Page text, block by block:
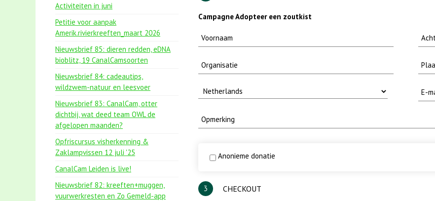
Campagne Adopteer een zoutkist
Anonieme donatie
3 CHECKOUT
Activiteiten in juni
Petitie voor aanpak
Amerik.rivierkreeften_maart 2026
Nieuwsbrief 85: dieren redden, eDNA
bioblitz, 19 CanalCamsoorten
Nieuwsbrief 84: cadeautips,
wildzwem-natuur en leesvoer
Nieuwsbrief 83: CanalCam, otter
dichtbij, wat deed team OWL de
afgelopen maanden?
Opfriscursus visherkenning &
Zaklampvissen 12 juli '25
CanalCam Leiden is live!
Nieuwsbrief 82: kreeften+muggen,
vuurwerkresten en Zo Gemeld-app